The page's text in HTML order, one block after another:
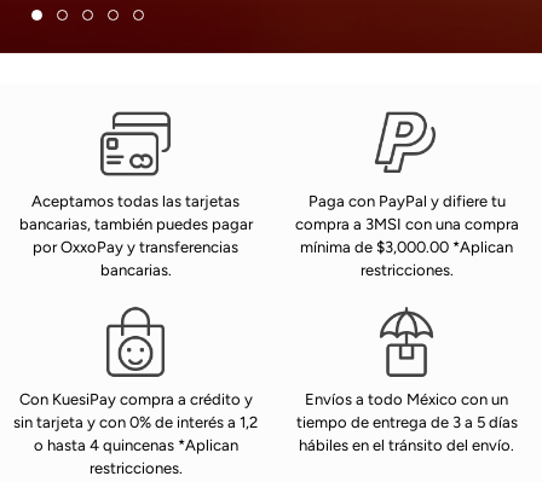
Aceptamos todas las tarjetas
bancarias, también puedes pagar
por OxxoPay y transferencias
bancarias.
Paga con PayPal y difiere tu
compra a 3MSI con una compra
mínima de $3,000.00 *Aplican
restricciones.
Con KuesiPay compra a crédito y
sin tarjeta y con 0% de interés a 1,2
o hasta 4 quincenas *Aplican
restricciones.
Envíos a todo México con un
tiempo de entrega de 3 a 5 días
hábiles en el tránsito del envío.